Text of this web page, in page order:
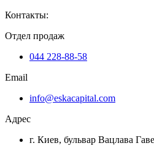
Контакты:
Отдел продаж
044 228-88-58
Email
info@eskacapital.com
Адрес
г. Киев, бульвар Вацлава